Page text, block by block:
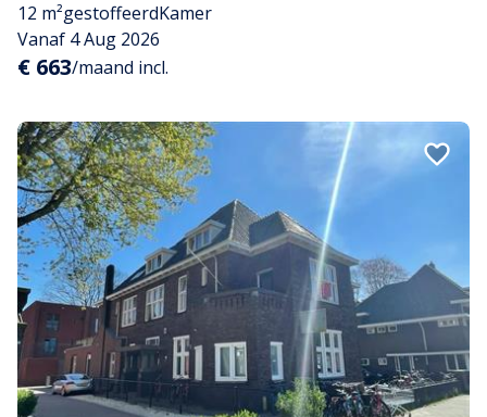
12 m²gestoffeerdKamer
Vanaf 4 Aug 2026
€ 663/maand incl.